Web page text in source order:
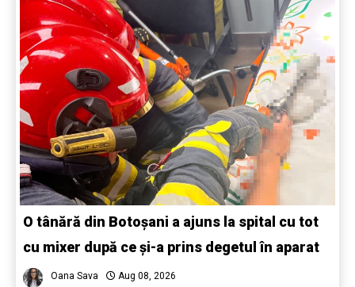
O tânără din Botoșani a ajuns la spital cu tot
cu mixer după ce și-a prins degetul în aparat
Oana Sava Aug 08, 2026